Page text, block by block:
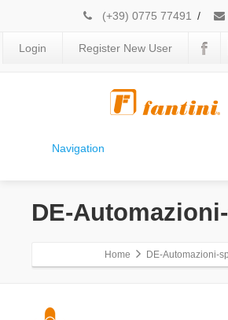
(+39) 0775 77491 /
Login Register New User
Navigation
DE-
Home DE-Automazioni-